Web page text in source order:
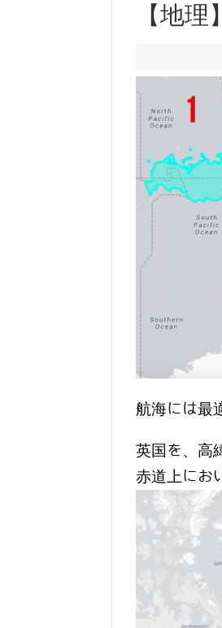
【地
航海には最
英国を、高
赤道上にお